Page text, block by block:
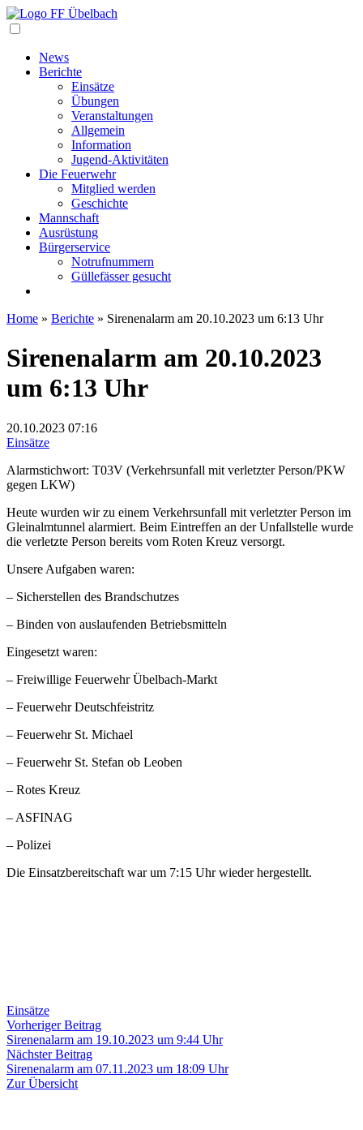
News
Berichte
Einsätze
Übungen
Veranstaltungen
Allgemein
Information
Jugend-Aktivitäten
Die Feuerwehr
Mitglied werden
Geschichte
Mannschaft
Ausrüstung
Bürgerservice
Notrufnummern
Güllefässer gesucht
Home » Berichte » Sirenenalarm am 20.10.2023 um 6:13 Uhr
Sirenenalarm am 20.10.2023
um 6:13 Uhr
20.10.2023 07:16
Einsätze
Alarmstichwort: T03V (Verkehrsunfall mit verletzter Person/PKW
gegen LKW)
Heute wurden wir zu einem Verkehrsunfall mit verletzter Person im
Gleinalmtunnel alarmiert. Beim Eintreffen an der Unfallstelle wurde
die verletzte Person bereits vom Roten Kreuz versorgt.
Unsere Aufgaben waren:
– Sicherstellen des Brandschutzes
– Binden von auslaufenden Betriebsmitteln
Eingesetzt waren:
– Freiwillige Feuerwehr Übelbach-Markt
– Feuerwehr Deutschfeistritz
– Feuerwehr St. Michael
– Feuerwehr St. Stefan ob Leoben
– Rotes Kreuz
– ASFINAG
– Polizei
Die Einsatzbereitschaft war um 7:15 Uhr wieder hergestellt.
Einsätze
Beitragsnavigation
Vorheriger BeitragVorheriger
Beitrag:
Sirenenalarm am 19.10.2023 um 9:44 Uhr
Nächster BeitragNächster
Beitrag:
Sirenenalarm am 07.11.2023 um 18:09 Uhr
Zur Übersicht